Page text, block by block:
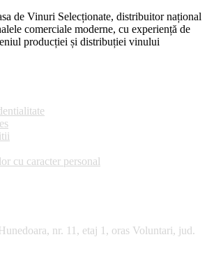
de Vinuri Selecționate, distribuitor național
comerciale moderne, cu experiență de
producției și distribuției vinului
cu caracter personal
nr. 11, etaj 1, oras Voluntari, jud.